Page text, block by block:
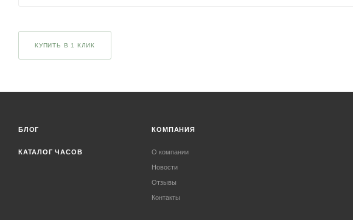
КУПИТЬ В 1 КЛИК
БЛОГ
КАТАЛОГ ЧАСОВ
КОМПАНИЯ
О компании
Новости
Отзывы
Контакты